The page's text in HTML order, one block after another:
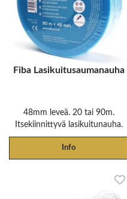
Fiba Lasikuitusaumanauha
48mm leveä. 20 tai 90m.
Itsekiinnittyvä lasikuitunauha.
Info